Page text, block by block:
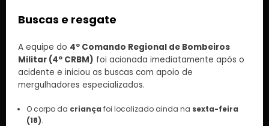
Buscas e resgate
A equipe do 4º Comando Regional de Bombeiros
Militar (4º CRBM) foi acionada imediatamente após o
acidente e iniciou as buscas com apoio de
mergulhadores especializados.
O corpo da criança foi localizado ainda na sexta-feira
(18).